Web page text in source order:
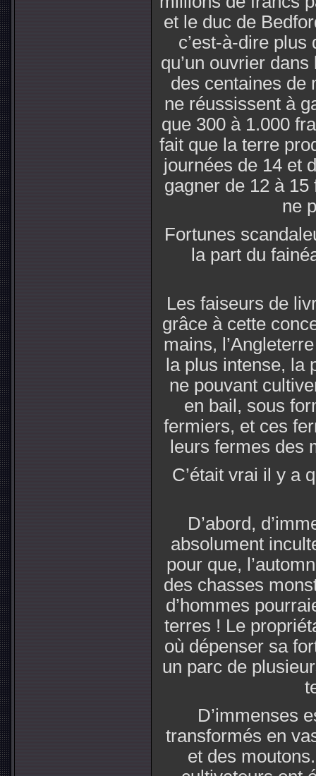
et le duc de
c’est-à-dire
qu’un ouvrier
des centaines de
ne réussissent à
que 300 à 1.000
fait que la terre
journées de 14 et
gagner de 12 à
ne
Fortunes
la part du
Les faiseurs de
grâce à cette
mains,
la plus intense, la
ne pouvant
en bail, sous
fermiers, et ces
leurs fermes des
C’était vrai il y a
D’abord,
absolument
pour que,
des chasses
d’hommes
terres ! Le
où dépenser sa
un parc de
D’immenses
transformés en
et des